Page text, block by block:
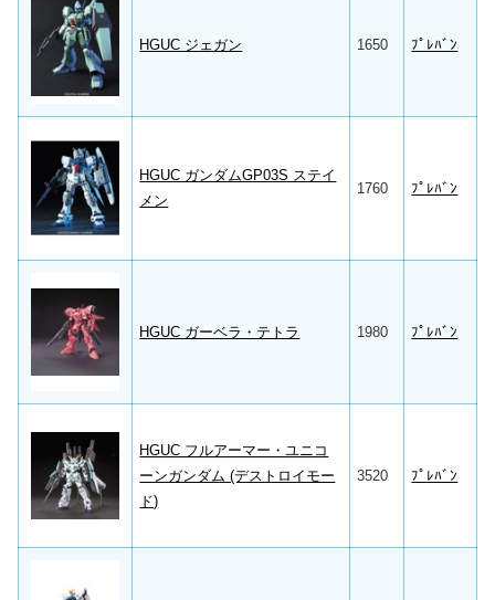
HGUC ジェガン 1650 ﾌﾟﾚﾊﾞﾝ
HGUC ガンダムGP03S ステイ
メン
1760 ﾌﾟﾚﾊﾞﾝ
HGUC ガーベラ・テトラ 1980 ﾌﾟﾚﾊﾞﾝ
HGUC フルアーマー・ユニコ
ーンガンダム (デストロイモー
ド)
3520 ﾌﾟﾚﾊﾞﾝ